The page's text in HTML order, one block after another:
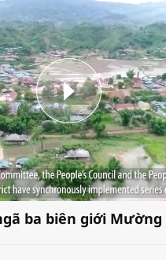
ba biên giới Mường